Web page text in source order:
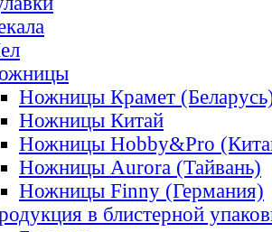
Ножницы Крамет
Ножницы Китай
Ножницы Hobby&Pro
Ножницы Aurora (Тайвань)
Ножницы Finny (Германия)
в блистерной